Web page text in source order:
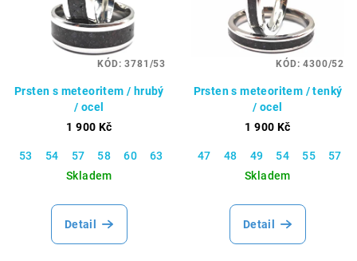
Prsten s meteoritem / hrubý
/ ocel
1 900 Kč
53 54 57 58 60 63 66 67
70
Skladem
Detail
KÓD:3781/53
Prsten s meteoritem / tenký
/ ocel
1 900 Kč
47 48 49 54 55 57
Skladem
Detail
KÓD:4300/52